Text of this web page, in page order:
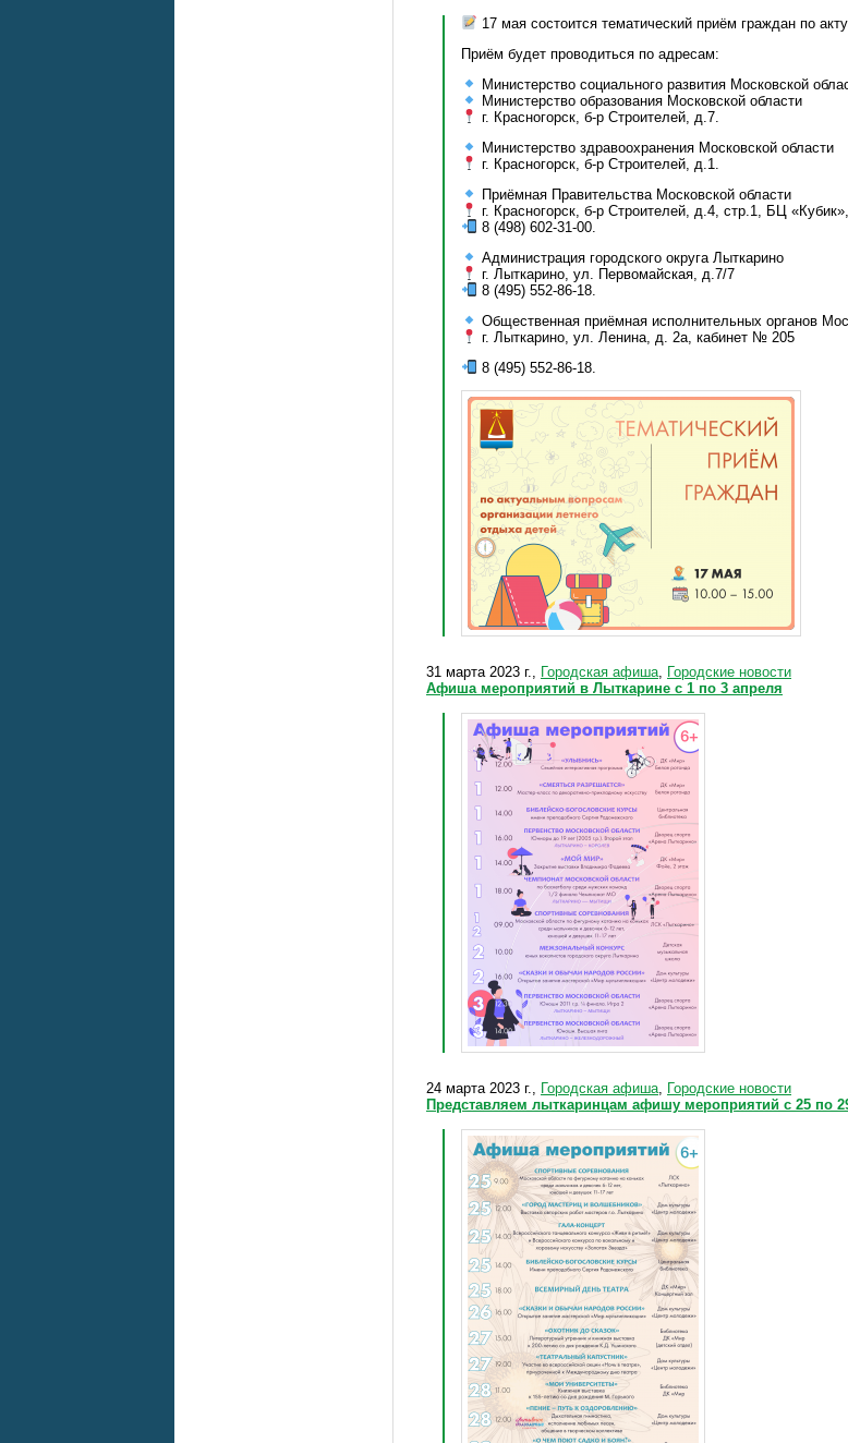
17 мая состоится тематический приём граждан по
Приём будет проводиться по адресам:
Министерство социального развития Московской
Министерство образования Московской области
г. Красногорск, б-р Строителей, д.7.
Министерство здравоохранения Московской области
г. Красногорск, б-р Строителей, д.1.
Приёмная Правительства Московской области
г. Красногорск, б-р Строителей, д.4, стр.1, БЦ
8 (498) 602-31-00.
Администрация городского округа Лыткарино
г. Лыткарино, ул. Первомайская, д.7/7
8 (495) 552-86-18.
Общественная приёмная исполнительных органов
г. Лыткарино, ул. Ленина, д. 2а, кабинет № 205
8 (495) 552-86-18.
31 марта 2023 г., Городская афиша, Городские новости
Афиша мероприятий в Лыткарине с 1 по 3 апреля
24 марта 2023 г., Городская афиша, Городские новости
Представляем лыткаринцам афишу мероприятий с 25 по